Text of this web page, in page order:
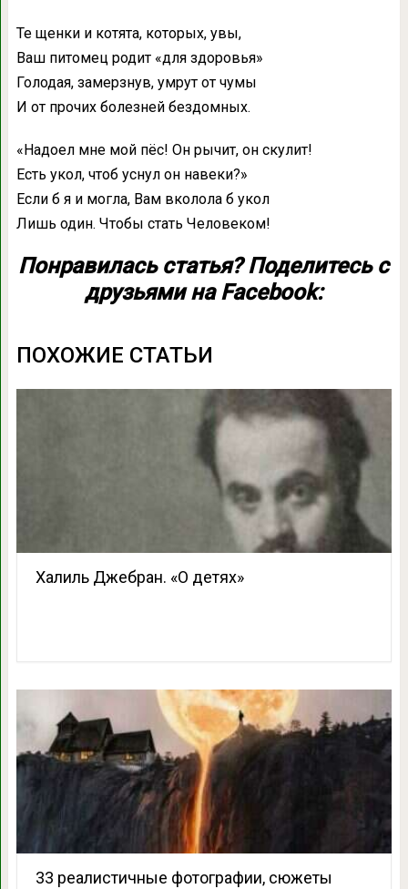
Те щенки и котята, которых, увы,
Ваш питомец родит «для здоровья»
Голодая, замерзнув, умрут от чумы
И от прочих болезней бездомных.
«Надоел мне мой пёс! Он рычит, он скулит!
Есть укол, чтоб уснул он навеки?»
Если б я и могла, Вам вколола б укол
Лишь один. Чтобы стать Человеком!
Понравилась статья? Поделитесь с
друзьями на Facebook:
ПОХОЖИЕ СТАТЬИ
Халиль Джебран. «О детях»
33 реалистичные фотографии, сюжеты